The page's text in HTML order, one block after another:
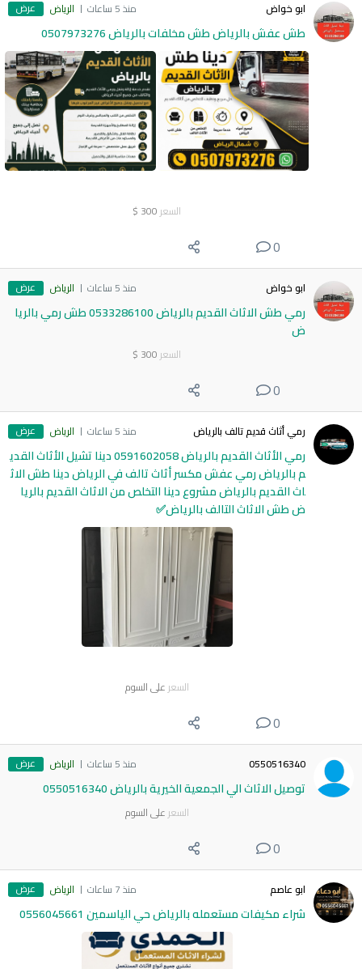
ابو خواض منذ 5 ساعات الرياض عرض
طش عفش بالرياض طش مخلفات بالرياض 0507973276
السعر 300
$
0
ابو خواض منذ 5 ساعات الرياض عرض
رمي طش الاثاث القديم بالرياض 0533286100 طش رمي بالريا
ض
السعر 300
$
0
رمي أثاث قديم تالف بالرياض منذ 5 ساعات الرياض عرض
رمي الأثاث القديم بالرياض 0591602058 دينا تشيل الأثاث القدي
م بالرياض رمي عفش مكسر أثاث تالف في الرياض دينا طش الاث
اث القديم بالرياض مشروع دينا التخلص من الاثاث القديم بالريا
ض طش الاثاث التالف بالرياض✅
السعر على السوم
0
0550516340 منذ 5 ساعات الرياض عرض
توصيل الاثاث الي الجمعية الخيرية بالرياض 0550516340
السعر على السوم
0
ابو عاصم منذ 7 ساعات الرياض عرض
شراء مكيفات مستعمله بالرياض حي الياسمين 0556045661